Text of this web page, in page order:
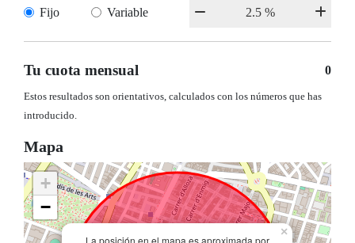
Fijo Variable
Tu cuota mensual 0
Estos resultados son orientativos, calculados con los números que has
introducido.
Mapa
×
+
−